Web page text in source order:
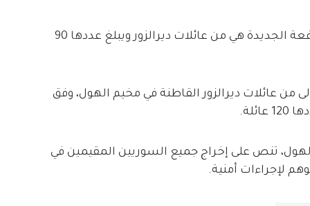
وبحسب المصادر، فإنّ العوائل التي ستخرج بالدفعة الجديدة هي من عائلات ديرالزور ويبلغ عددها 90
من عائلات ديرالزور القاطنة في مخيم الهول، وفق
تنص على إخراج جميع السوريين المقيمين في
لإجراءات أمنية.